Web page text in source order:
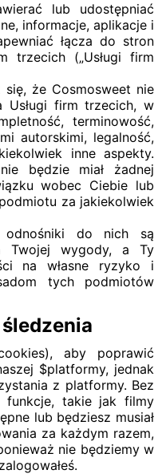
lub udostępniać
informacje, aplikacje i
łącza do stron
trzecich („Usługi firm
że Cosmosweet nie
Usługi firm trzecich, w
terminowość,
autorskimi, legalność,
inne aspekty.
będzie miał żadnej
wobec Ciebie lub
za jakiekolwiek
do nich są
Twojej wygody, a Ty
na własne ryzyko i
tych podmiotów
aby poprawić
$platformy, jednak
z platformy. Bez
takie jak filmy
lub będziesz musiał
za każdym razem,
nie będziemy w